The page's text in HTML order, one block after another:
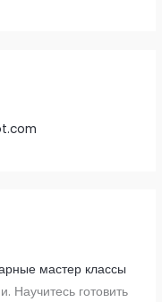
мастер классы
Научитесь готовить